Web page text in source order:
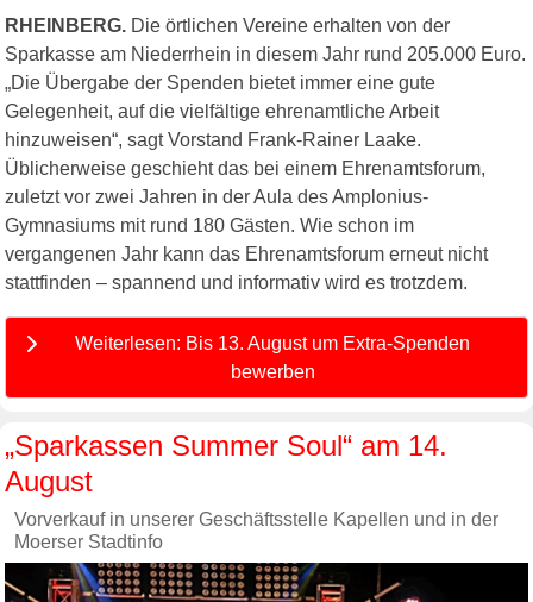
RHEINBERG. Die örtlichen Vereine erhalten von der
Sparkasse am Niederrhein in diesem Jahr rund 205.000 Euro.
„Die Übergabe der Spenden bietet immer eine gute
Gelegenheit, auf die vielfältige ehrenamtliche Arbeit
hinzuweisen“, sagt Vorstand Frank-Rainer Laake.
Üblicherweise geschieht das bei einem Ehrenamtsforum,
zuletzt vor zwei Jahren in der Aula des Amplonius-
Gymnasiums mit rund 180 Gästen. Wie schon im
vergangenen Jahr kann das Ehrenamtsforum erneut nicht
stattfinden – spannend und informativ wird es trotzdem.
Weiterlesen: Bis 13. August um Extra-Spenden
bewerben
„Sparkassen Summer Soul“ am 14.
August
Vorverkauf in unserer Geschäftsstelle Kapellen und in der
Moerser Stadtinfo